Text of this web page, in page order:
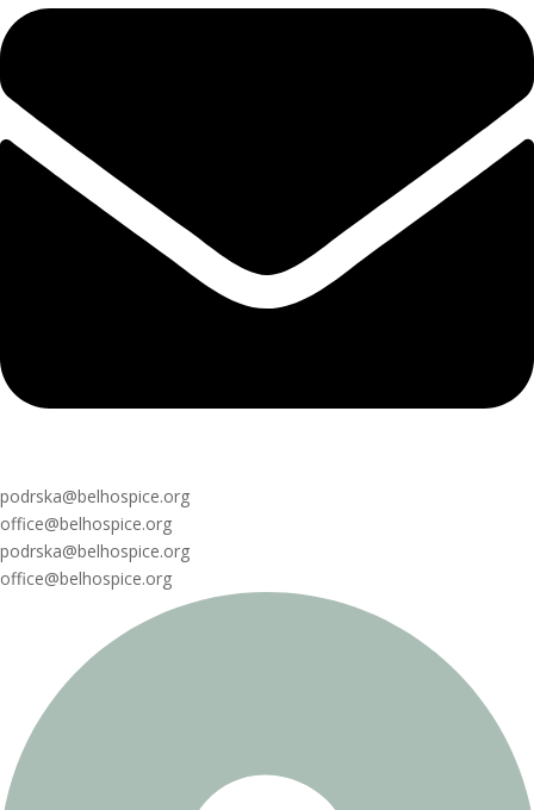
podrska@belhospice.org
office@belhospice.org
podrska@belhospice.org
office@belhospice.org